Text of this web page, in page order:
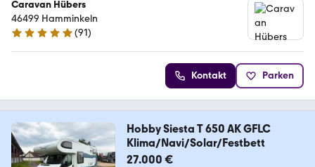
Caravan Hübers
46499 Hamminkeln
4.8 Sterne
(91)
Kontakt Parken
Hobby Siesta T 650 AK GFLC
Klima/Navi/Solar/Festbett
27.000 €